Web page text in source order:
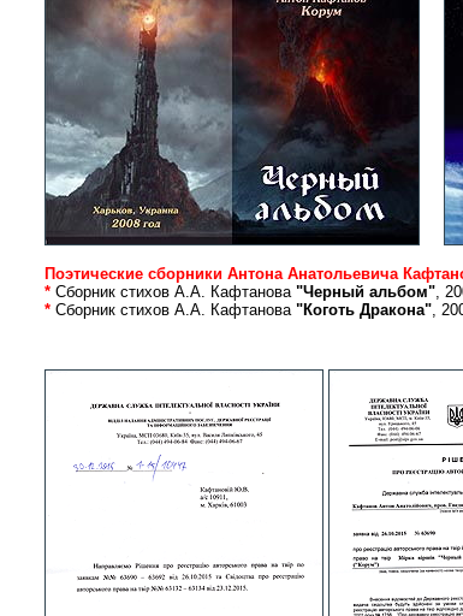
Поэтические сборники Антона Анатольевича
* Сборник стихов А.А. Кафтанова "Черный альбом",
* Сборник стихов А.А. Кафтанова "Коготь Дракона",